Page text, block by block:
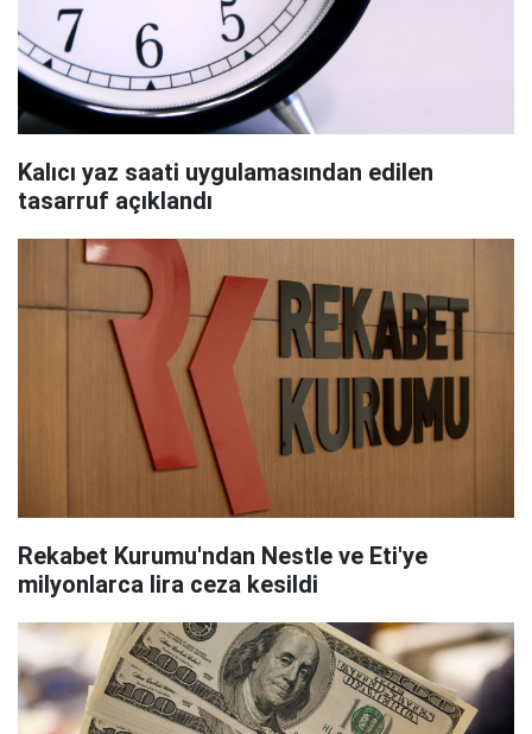
Kalıcı yaz saati uygulamasından edilen
tasarruf açıklandı
Rekabet Kurumu'ndan Nestle ve Eti'ye
milyonlarca lira ceza kesildi